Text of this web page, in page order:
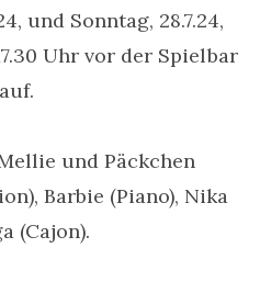
und Sonntag, 28.7.24,
Uhr vor der Spielbar
und Päckchen
Barbie (Piano), Nika
(Cajon).